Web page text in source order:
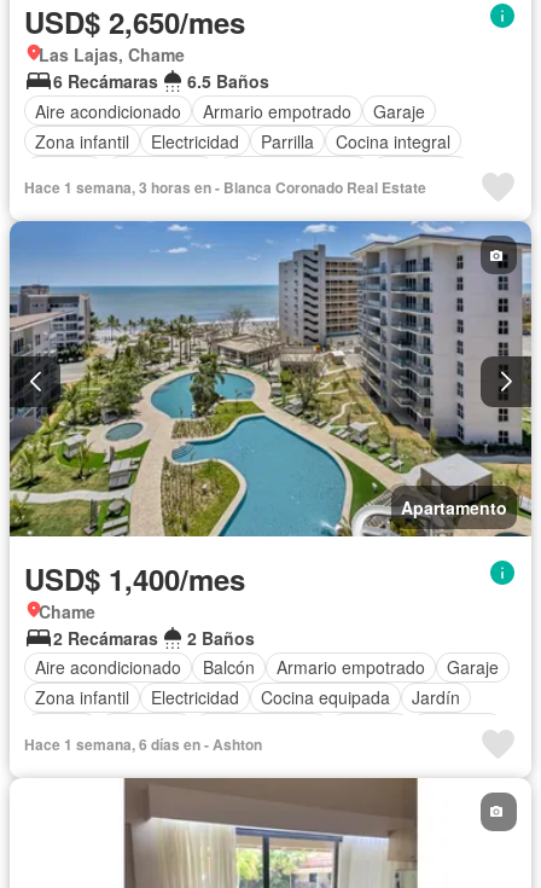
USD$ 2,650/mes
Las Lajas, Chame
6 Recámaras
6.5 Baños
Aire acondicionado
Armario empotrado
Garaje
Zona infantil
Electricidad Parrilla
Cocina integral
Piscina
Hace 1 semana, 3 horas en - Blanca Coronado Real Estate
Apartamento
USD$ 1,400/mes
Chame
2 Recámaras
2 Baños
Aire acondicionado
Balcón Armario empotrado
Garaje
Zona infantil
Electricidad Cocina equipada
Jardín
Ascensor
Gas natural
Vista panorámica
Hace 1 semana, 6 días en - Ashton